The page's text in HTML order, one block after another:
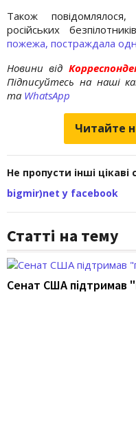
Також
російських
пожежа, постраждала
Новини від
Підписуйтесь на наші
та WhatsApp
Читайте
Не пропусти інші
bigmir)net у facebook
Статті на тему
Сенат США підтримав